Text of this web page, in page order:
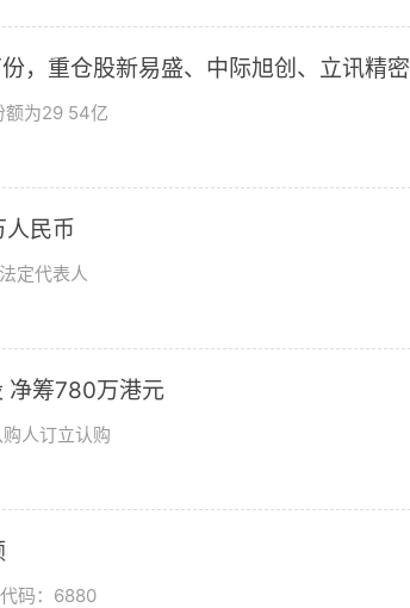
，重仓股新易盛、中际旭创、立讯精密
额为29 54亿
民币
定代表人
净筹780万港元
人订立认购
码：6880